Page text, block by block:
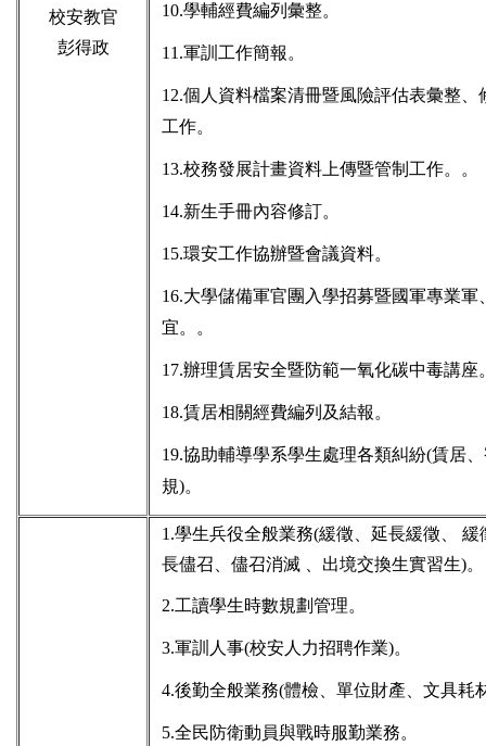
校安教官
彭得政
10.學輔經費編列彙整。
11.軍訓工作簡報。
12.個人資料檔案清冊暨風險評估表彙整、
工作。
13.校務發展計畫資料上傳暨管制工作。。
14.新生手冊內容修訂。
15.環安工作協辦暨會議資料。
16.大學儲備軍官團入學招募暨國軍專業軍
宜。。
17.辦理賃居安全暨防範一氧化碳中毒講座
18.賃居相關經費編列及結報。
19.協助輔導學系學生處理各類糾紛(賃居
規)。
1.學生兵役全般業務(緩徵、延長緩徵、
長儘召、儘召消滅 、出境交換生實習生)。
2.工讀學生時數規劃管理。
3.軍訓人事(校安人力招聘作業)。
4.後勤全般業務(體檢、單位財產、文具耗
5.全民防衛動員與戰時服勤業務。